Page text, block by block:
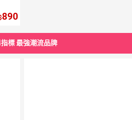
890
標 最強潮流品牌